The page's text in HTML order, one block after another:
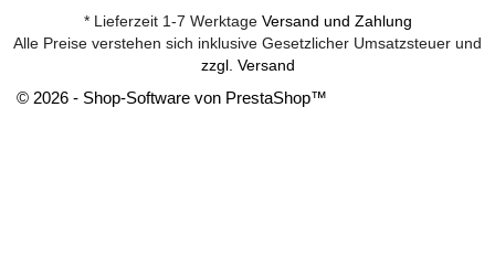
* Lieferzeit 1-7 Werktage Versand und Zahlung
Alle Preise verstehen sich inklusive Gesetzlicher Umsatzsteuer und
zzgl. Versand
© 2026 - Shop-Software von PrestaShop™